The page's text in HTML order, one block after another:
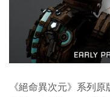
《絕命異次元》系列